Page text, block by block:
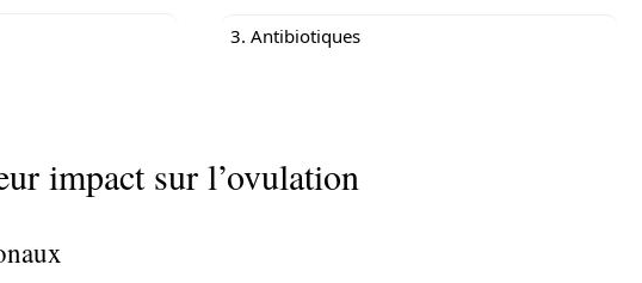
3. Antibiotiques
impact sur l’ovulation